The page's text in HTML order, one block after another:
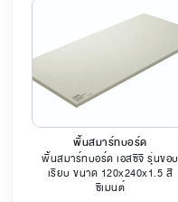
พื้นสมาร์ทบอร์ด
พื้นสมาร์ทบอร์ด เอสซีจี รุ่นขอบ
เรียบ ขนาด 120x240x1.5 สี
ซีเมนต์